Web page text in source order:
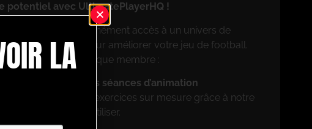
potentiel avec UltimatePlayerHQ !
vous aurez instantanément accès à un univers de
conçues pour améliorer votre jeu de football.
bénéficierez en tant que membre :
vos propres séances d’animation
– Concevez des exercices sur mesure grâce à notre
d’animation facile à utiliser.
LA